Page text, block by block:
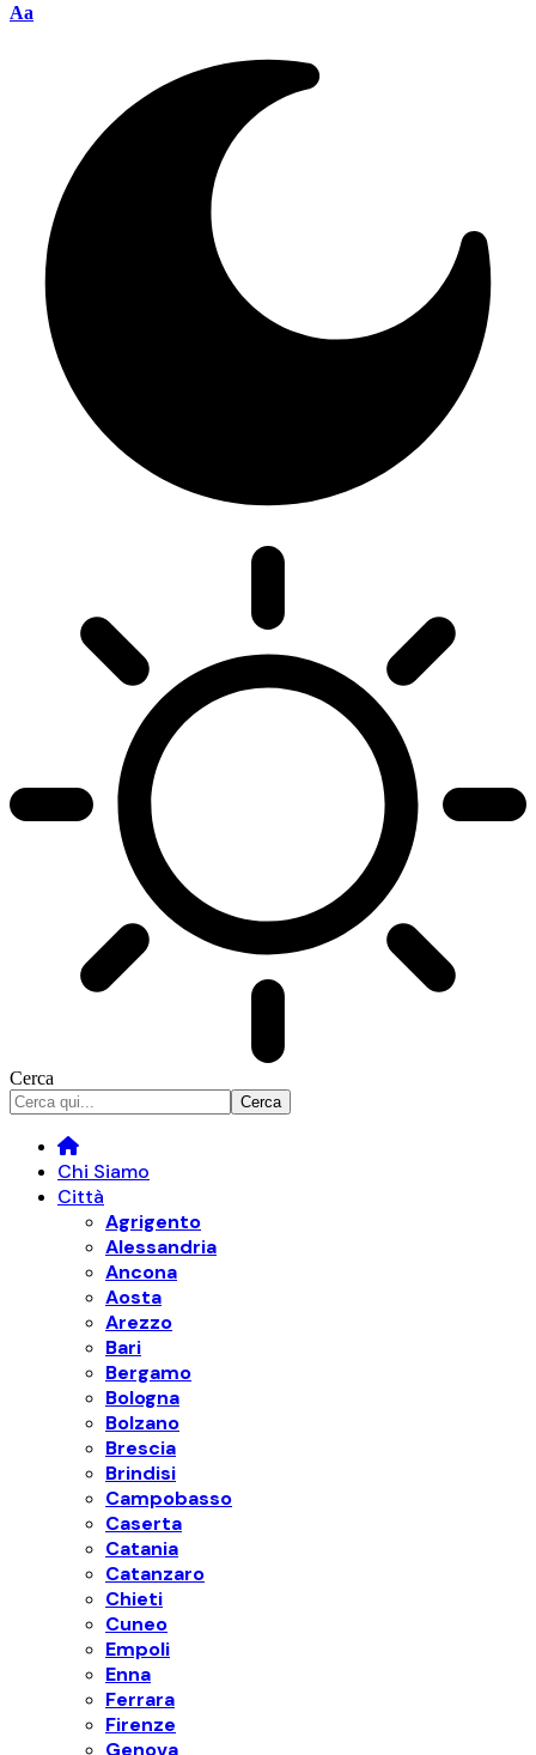
Font
Aa
Cerca
Chi Siamo
Città
Agrigento
Alessandria
Ancona
Aosta
Arezzo
Bari
Bergamo
Bologna
Bolzano
Brescia
Brindisi
Campobasso
Caserta
Catania
Catanzaro
Chieti
Cuneo
Empoli
Enna
Ferrara
Firenze
Genova